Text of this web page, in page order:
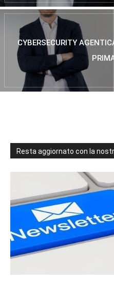
CYBERSECURITY
Resta aggiornato con la